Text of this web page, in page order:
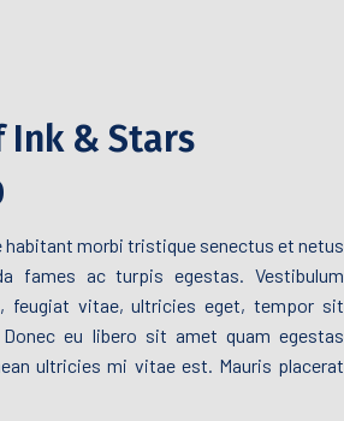
Ink & Stars
habitant morbi tristique senectus et netus
fames ac turpis egestas. Vestibulum
feugiat vitae, ultricies eget, tempor sit
eu libero sit amet quam egestas
ultricies mi vitae est. Mauris placerat